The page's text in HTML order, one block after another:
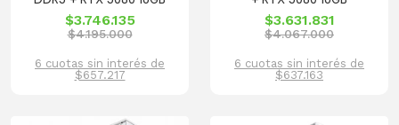
$3.746.135
$4.195.000
6 cuotas sin interés de
$657.217
$3.631.831
$4.067.000
6 cuotas sin interés de
$637.163